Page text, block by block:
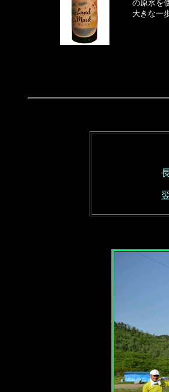
の原水を
大きな一